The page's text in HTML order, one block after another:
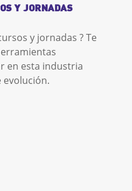
Y JORNADAS
y jornadas ? Te
en esta industria
evolución.